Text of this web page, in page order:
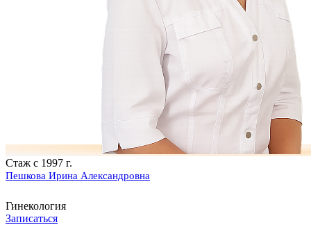
Стаж с 1997 г.
Пешкова Ирина Александровна
Гинекология
Записаться